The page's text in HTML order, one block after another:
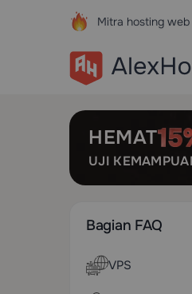
Mitra hosting
HEMAT
UJI
Bagian FAQ
VPS